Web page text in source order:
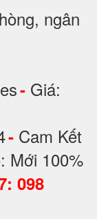
ngân
- Giá:
- Cam Kết
Mới 100%
098